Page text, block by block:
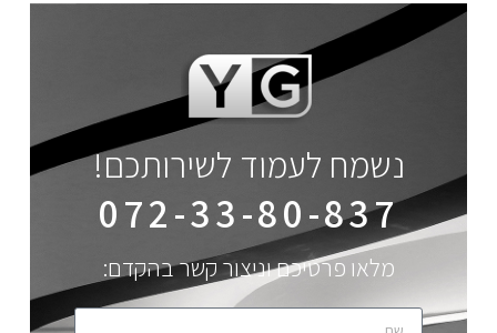
נשמח לעמוד לשירותכם!
072-33-80-837
מלאו פרטיכם וניצור קשר בהקדם: